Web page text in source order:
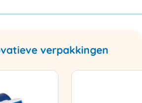
verpakkingen